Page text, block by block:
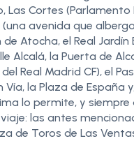
Las Cortes
avenida que
Atocha, el Real
Alcalá, la Puerta de
Real Madrid CF), el
Vía, la Plaza de
lo permite, y
las antes
de Toros de Las